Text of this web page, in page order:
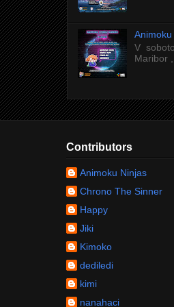
V
Maribor
Contributors
Animoku Ninjas
Chrono The Sinner
Happy
Jiki
Kimoko
dediledi
kimi
nanahaci